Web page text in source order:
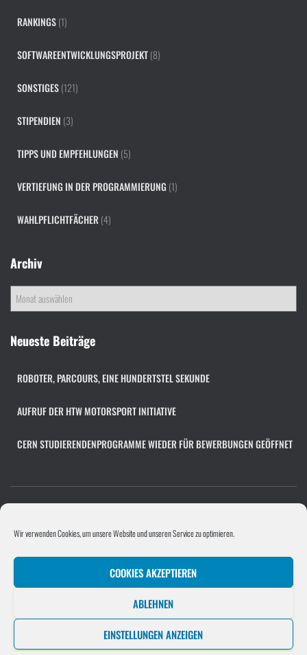
Wir verwenden Cookies, um unsere Website und unseren Service zu optimieren.
COOKIES AKZEPTIEREN
ABLEHNEN
EINSTELLUNGEN ANZEIGEN
RANKINGS(1)
SOFTWAREENTWICKLUNGSPROJEKT(8)
SONSTIGES(121)
STIPENDIEN (3)
TIPPS UND EMPFEHLUNGEN (5)
VERTIEFUNG IN DER PROGRAMMIERUNG (1)
WAHLPFLICHTFÄCHER (4)
Archiv
h
Neueste Beiträge
ROBOTER, PARCOURS, EINE HUNDERTSTEL SEKUNDE
AUFRUF DER HTW MOTORSPORT INITIATIVE
CERN STUDIERENDENPROGRAMME WIEDER FÜR BEWERBUNGEN GEÖFFNET
UNTERNEHMEN
Hestia | Entwickelt vonThemeIsle